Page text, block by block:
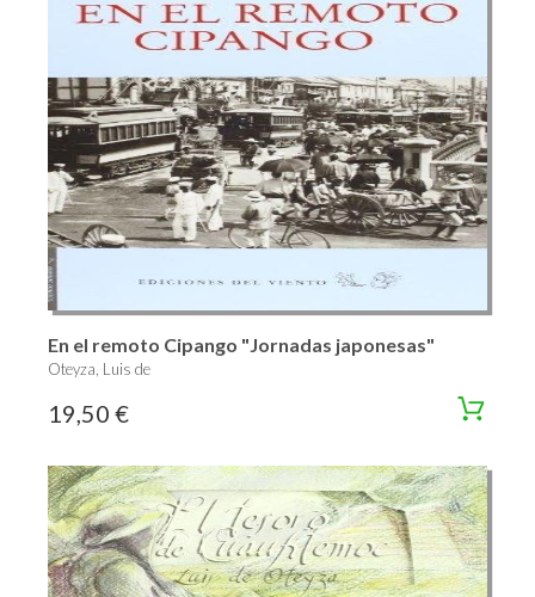
En el remoto Cipango "Jornadas japonesas"
Oteyza, Luis de
19,50 €